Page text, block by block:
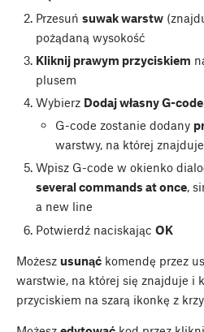
Przesuń suwak warstw
pożądaną wysokość
Kliknij prawym przyciskiem
plusem
Wybierz Dodaj własny G-code
G-code zostanie dodany
warstwy, na której
Wpisz G-code w okienko
several commands at once,
a new line
Potwierdź naciskając OK
Możesz usunąć komendę przez
warstwie, na której się znajduje i
przyciskiem na szarą ikonkę z